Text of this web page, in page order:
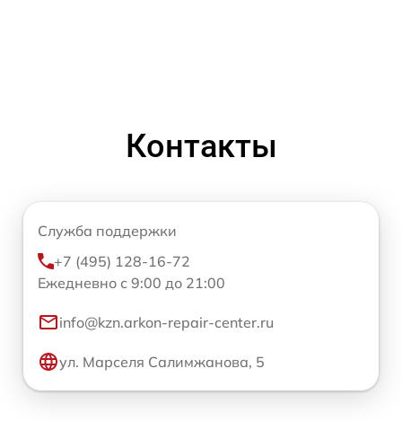
Контакты
Служба поддержки
+7 (495) 128-16-72
Ежедневно с 9:00 до 21:00
info@kzn.arkon-repair-center.ru
ул. Марселя Салимжанова, 5